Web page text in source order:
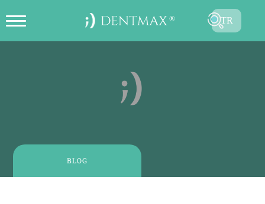
BLOG
TR
EN
ONLINE RANDEVU OLUŞTUR